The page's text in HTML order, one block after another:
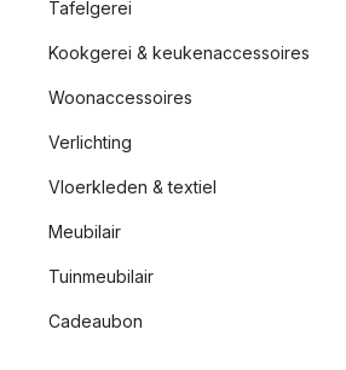
Tafelgerei
Kookgerei & keukenaccessoires
Woonaccessoires
Verlichting
Vloerkleden & textiel
Meubilair
Tuinmeubilair
Cadeaubon